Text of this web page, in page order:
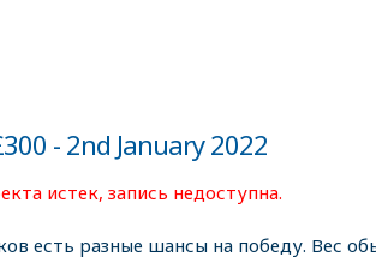
- 2nd January 2022
истек, запись недоступна.
есть разные шансы на победу. Вес